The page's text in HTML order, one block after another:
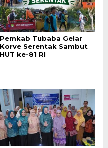
Pemkab Tubaba Gelar
Korve Serentak Sambut
HUT ke-81 RI